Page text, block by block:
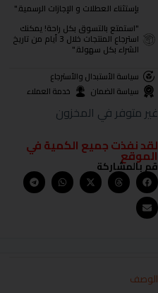
بإستثناء العطلات و الإجازات الرسمية."
"استمتع بالتسوق بكل راحة! يمكنك
استرجاع المنتجات خلال 3 أيام من تاريخ
الشراء بكل سهولة."
سياسة الأستبدال والأسترجاع
سياسة الضمان
خدمة العملاء
غير متوفر في المخزون
لقد نفذت جميع الكمية في
الموقع
قم بالمشاركة
الوصف